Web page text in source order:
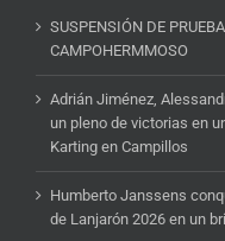
SUSPENSIÓN DE
CAMPOHERMMOSO
Adrián Jiménez,
un pleno de victorias en
Karting en Campillos
Humberto Janssens
de Lanjarón 2026 en un